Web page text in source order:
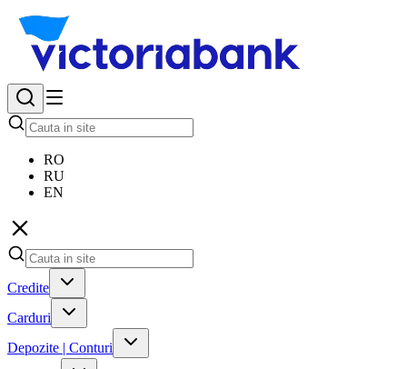
RO
RU
EN
Credite
Carduri
Depozite | Conturi